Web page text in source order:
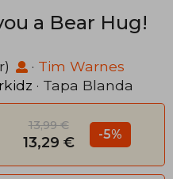
a Bear Hug!
· Tim Warnes
· Tapa Blanda
13,99 €
13,29 € -5%